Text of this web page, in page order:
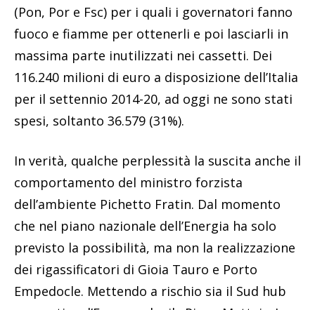
(Pon, Por e Fsc) per i quali i governatori fanno
fuoco e fiamme per ottenerli e poi lasciarli in
massima parte inutilizzati nei cassetti. Dei
116.240 milioni di euro a disposizione dell’Italia
per il settennio 2014-20, ad oggi ne sono stati
spesi, soltanto 36.579 (31%).
In verità, qualche perplessità la suscita anche il
comportamento del ministro forzista
dell’ambiente Pichetto Fratin. Dal momento
che nel piano nazionale dell’Energia ha solo
previsto la possibilità, ma non la realizzazione
dei rigassificatori di Gioia Tauro e Porto
Empedocle. Mettendo a rischio sia il Sud hub